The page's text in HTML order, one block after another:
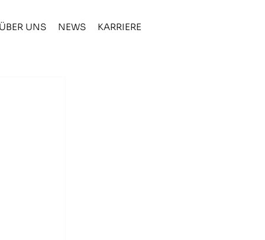
UNS NEWS KARRIERE